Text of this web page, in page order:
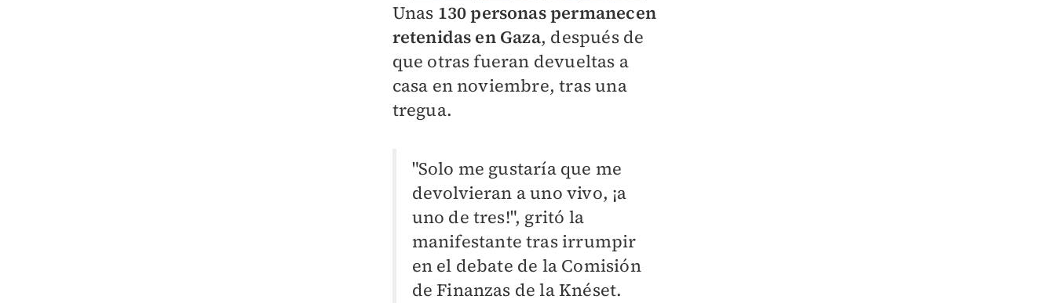
Unas 130 personas permanecen
retenidas en Gaza, después de
que otras fueran devueltas a
casa en noviembre, tras una
tregua.
"Solo me gustaría que me
devolvieran a uno vivo, ¡a
uno de tres!", gritó la
manifestante tras irrumpir
en el debate de la Comisión
de Finanzas de la Knéset.